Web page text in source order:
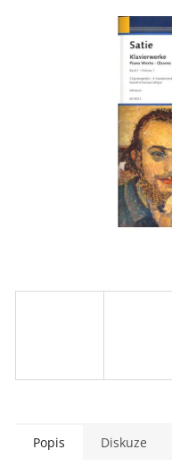
hvězdiček.
Popis Diskuze